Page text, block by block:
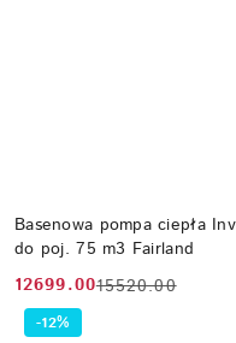
Basenowa pompa ciepła
do poj. 75 m3 Fairland
Cena
promocyjna:
12699.00
Cena
przed
15520.00
-12%